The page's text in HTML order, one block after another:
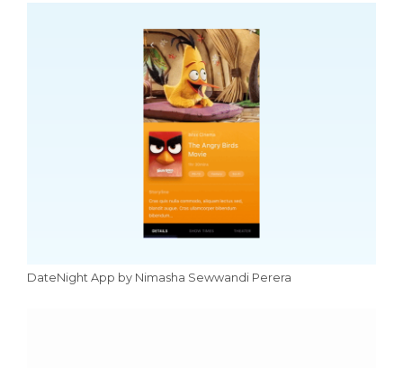
DateNight App by Nimasha Sewwandi Perera